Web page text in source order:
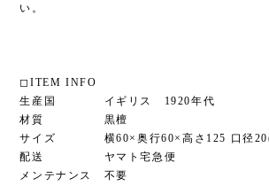
い。
◻︎ITEM INFO
生産国 イギリス 1920年代
材質 黒檀
サイズ 横60×奥行60×高さ125 口
配送 ヤマト宅急便
メンテナンス 不要